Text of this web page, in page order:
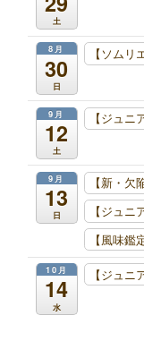
土
8月
30
日
【ソム
9月
12
土
【ジュ
9月
13
日
【新・
【ジュ
【風味
10月
14
水
【ジュ